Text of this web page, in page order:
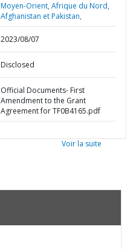
Moyen-Orient, Afrique du Nord,
Afghanistan et Pakistan,
2023/08/07
Disclosed
Official Documents- First
Amendment to the Grant
Agreement for TF0B4165.pdf
Voir la suite